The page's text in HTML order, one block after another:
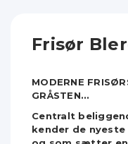
Frisør
MODERNE
GRÅSTEN...
Centralt
kender de